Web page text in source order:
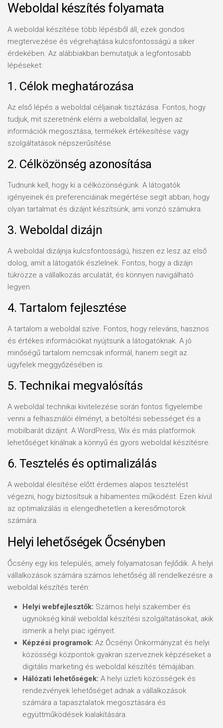
Weboldal készítés folyamata
A weboldal készítése több lépésből áll, ezek gondos
megtervezése és végrehajtása kulcsfontosságú a siker
érdekében. Az alábbiakban bemutatjuk a legfontosabb
lépéseket:
1. Célok meghatározása
Az első lépés a weboldal céljainak tisztázása. Fontos, hogy
tudjuk, mit szeretnénk elérni a weboldallal, legyen az
információk megosztása, termékek értékesítése vagy
szolgáltatások népszerűsítése.
2. Célközönség azonosítása
Tudnunk kell, hogy ki a célközönségünk. A látogatók
igényeinek és preferenciáinak megértése segít abban, hogy
olyan tartalmat és dizájnt készítsünk, ami vonzó számukra.
3. Weboldal dizájn
A weboldal dizájnja kulcsfontosságú, hiszen ez lesz az első
dolog, amit a látogatók észlelnek. Fontos, hogy a dizájn
tükrözze a vállalkozás arculatát, és könnyen navigálható
legyen.
4. Tartalom fejlesztése
A tartalom a weboldal szíve. Fontos, hogy releváns, hasznos
és értékes információkat nyújtsunk a látogatóknak. A jó
minőségű tartalom nemcsak informál, hanem segít az
ügyfelek meggyőzésében is.
5. Technikai megvalósítás
A weboldal technikai kivitelezése során fontos figyelembe
venni a felhasználói élményt, a betöltési sebességet és a
mobilbarát dizájnt. A WordPress, Wix és más platformok
lehetőséget kínálnak a könnyű és gyors weboldal készítésre.
6. Tesztelés és optimalizálás
A weboldal élesítése előtt érdemes alapos tesztelést
végezni, hogy biztosítsuk a hibamentes működést. Ezen kívül
az optimalizálás is elengedhetetlen a keresőmotorok
számára.
Helyi lehetőségek Őcsényben
Őcsény egy kis település, amely folyamatosan fejlődik. A helyi
vállalkozások számára számos lehetőség áll rendelkezésre a
weboldal készítés terén:
Helyi webfejlesztők: Számos helyi szakember és
ügynökség kínál weboldal készítési szolgáltatásokat, akik
ismerik a helyi piac igényeit.
Képzési programok: Az Őcsényi Önkormányzat és helyi
közösségi központok gyakran szerveznek képzéseket a
digitális marketing és weboldal készítés témájában.
Hálózati lehetőségek: A helyi üzleti közösségek és
rendezvények lehetőséget adnak a vállalkozások
számára a tapasztalatok megosztására és
együttműködések kialakítására.